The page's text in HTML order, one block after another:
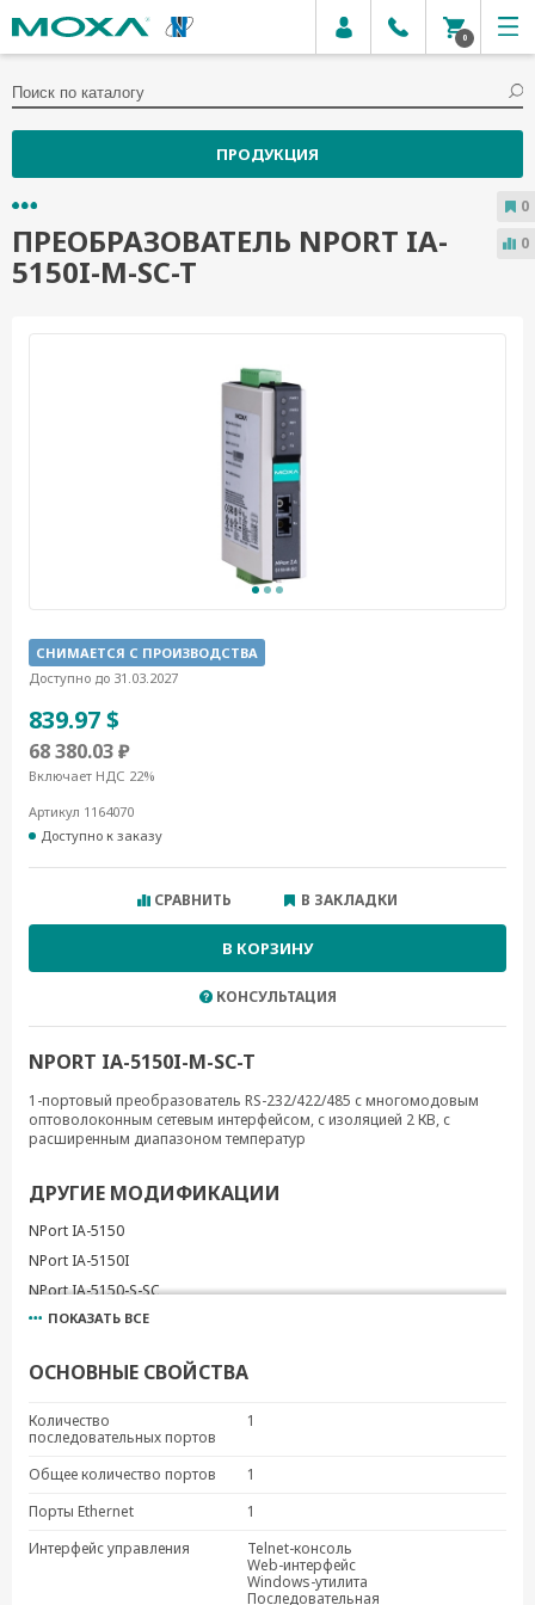
0
ПРОДУКЦИЯ
ПРЕОБРАЗОВАТЕЛЬ NPORT IA-
5150I-M-SC-T
СНИМАЕТСЯ С ПРОИЗВОДСТВА
Доступно до 31.03.2027
839.97 $
68 380.03 ₽
Включает НДС 22%
Артикул 1164070
Доступно к заказу
СРАВНИТЬ В ЗАКЛАДКИ
В КОРЗИНУ
КОНСУЛЬТАЦИЯ
NPORT IA-5150I-M-SC-T
1-портовый преобразователь RS-232/422/485 с многомодовым
оптоволоконным сетевым интерфейсом, с изоляцией 2 КВ, с
расширенным диапазоном температур
ДРУГИЕ МОДИФИКАЦИИ
NPort IA-5150
NPort IA-5150I
NPort IA-5150-S-SC
NPort IA-5150-M-SC
NPort IA-5150I-M-SC
NPort IA-5150-T
NPort IA-5150I-T
NPort IA-5250
ПОКАЗАТЬ ВСЕ
ОСНОВНЫЕ СВОЙСТВА
Количество
последовательных портов
1
Общее количество портов
1
Порты Ethernet
1
Интерфейс управления
Telnet-консоль
Web-интерфейс
Windows-утилита
Последовательная
0
0